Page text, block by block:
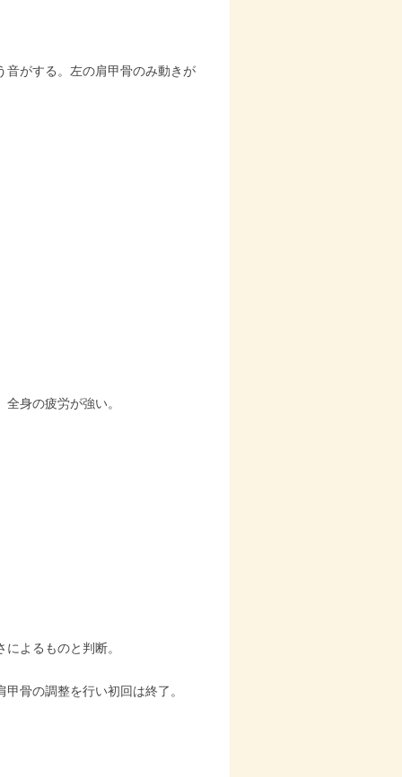
がする。左の肩甲骨のみ動きが
身の疲労が強い。
よるものと判断。
骨の調整を行い初回は終了。